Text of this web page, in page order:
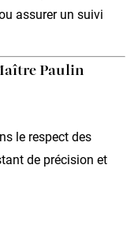
assurer un suivi
Paulin
le respect des
de précision et